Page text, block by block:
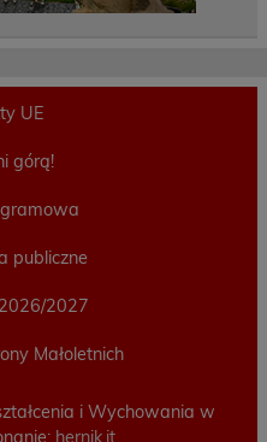
UE
górą!
publiczne
2027
Małoletnich
i Wychowania w
hernik.it